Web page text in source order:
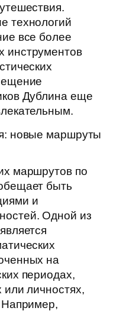
технологий
все более
инструментов
Дублина еще
новые маршруты
маршрутов по
быть
и
Одной из
на
периодах,
или личностях,
Например,